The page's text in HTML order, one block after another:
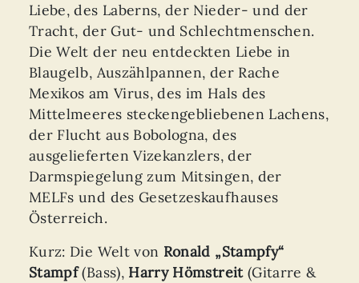
Liebe, des Laberns, der Nieder- und der
Tracht, der Gut- und Schlechtmenschen.
Die Welt der neu entdeckten Liebe in
Blaugelb, Auszählpannen, der Rache
Mexikos am Virus, des im Hals des
Mittelmeeres steckengebliebenen Lachens,
der Flucht aus Bobologna, des
ausgelieferten Vizekanzlers, der
Darmspiegelung zum Mitsingen, der
MELFs und des Gesetzeskaufhauses
Österreich.
Kurz: Die Welt von Ronald „Stampfy“
Stampf(Bass), Harry Hömstreit (Gitarre &